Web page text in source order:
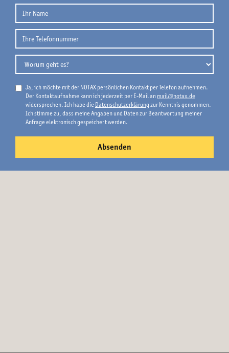
Ja, ich möchte mit der NOTAX persönlichen Kontakt per Telefon aufnehmen.
Der Kontaktaufnahme kann ich jederzeit per E-Mail an mail@notax.de
widersprechen. Ich habe die Datenschutzerklärungzur Kenntnis genommen.
Ich stimme zu, dass meine Angaben und Daten zur Beantwortung meiner
Anfrage elektronisch gespeichert werden.